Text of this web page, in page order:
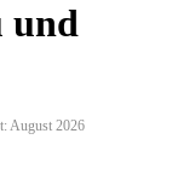
und
August 2026